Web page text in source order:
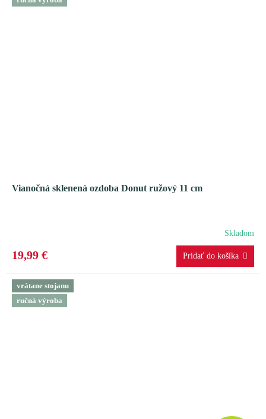
Vianočná sklenená ozdoba Donut ružový 11 cm
Skladom
19,99 €
vrátane stojanu
ručná výroba